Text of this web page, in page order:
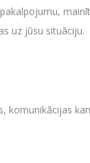
mainīt
uz jūsu situāciju.
komunikācijas